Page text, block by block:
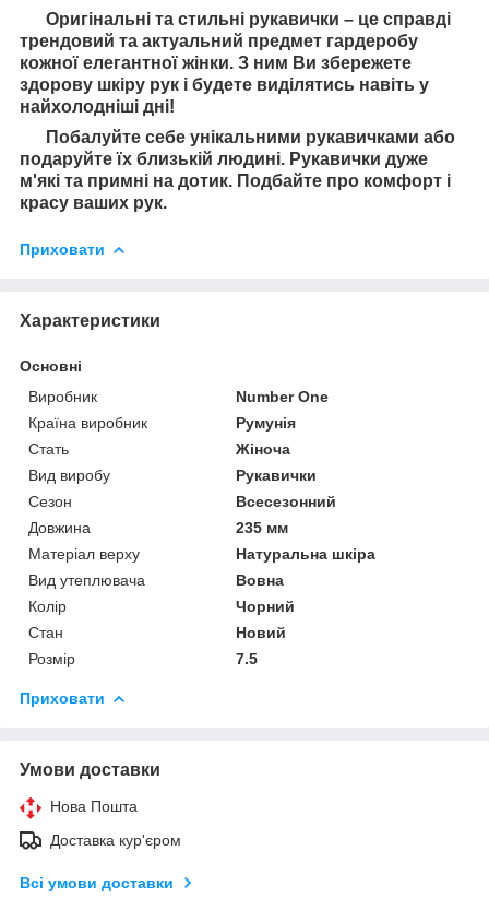
Оригінальні та стильні рукавички – це справді
трендовий та актуальний предмет гардеробу
кожної елегантної жінки. З ним Ви збережете
здорову шкіру рук і будете виділятись навіть у
найхолодніші дні!
Побалуйте себе унікальними рукавичками або
подаруйте їх близькій людині. Рукавички дуже
м'які та примні на дотик. Подбайте про комфорт і
красу ваших рук.
Приховати
Характеристики
Основні
Виробник
Number One
Країна виробник
Румунія
Стать
Жіноча
Вид виробу
Рукавички
Сезон
Всесезонний
Довжина
235 мм
Матеріал верху
Натуральна шкіра
Вид утеплювача
Вовна
Колір
Чорний
Стан
Новий
Розмір
7.5
Приховати
Умови доставки
Нова Пошта
Доставка кур'єром
Всі умови доставки